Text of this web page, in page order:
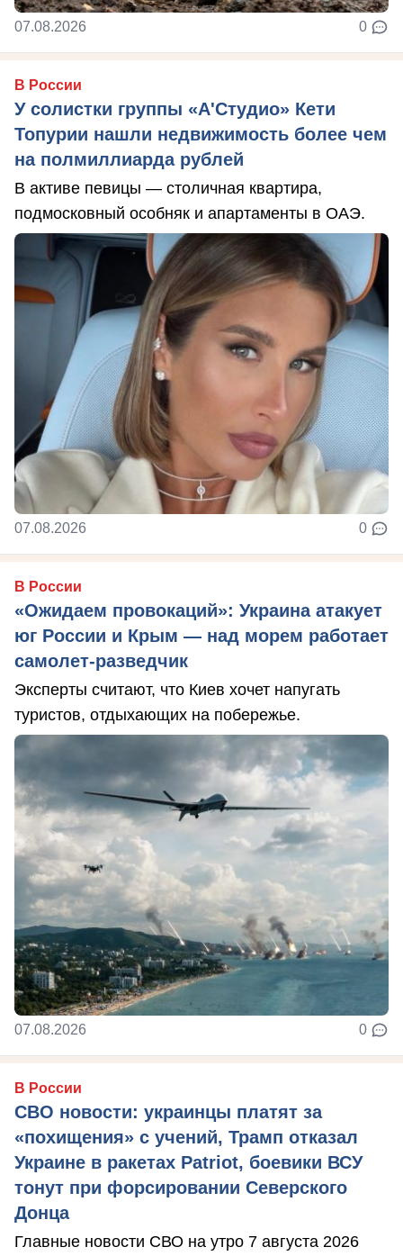
07.08.2026 0
В России
У солистки группы «А'Студио» Кети
Топурии нашли недвижимость более чем
на полмиллиарда рублей
В активе певицы — столичная квартира,
подмосковный особняк и апартаменты в ОАЭ.
07.08.2026 0
В России
«Ожидаем провокаций»: Украина атакует
юг России и Крым — над морем работает
самолет-разведчик
Эксперты считают, что Киев хочет напугать
туристов, отдыхающих на побережье.
07.08.2026 0
В России
СВО новости: украинцы платят за
«похищения» с учений, Трамп отказал
Украине в ракетах Patriot, боевики ВСУ
тонут при форсировании Северского
Донца
Главные новости СВО на утро 7 августа 2026